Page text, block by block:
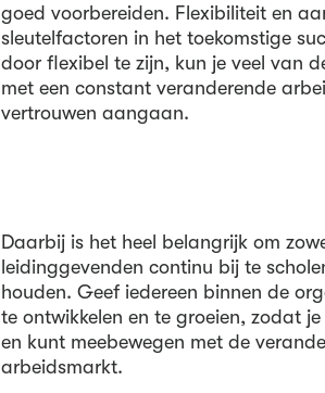
goed voorbereiden. Flexibiliteit en
sleutelfactoren in het toekomstige
door flexibel te zijn, kun je veel van
met een constant veranderende
vertrouwen aangaan.
Daarbij is het heel belangrijk om
leidinggevenden continu bij te
houden. Geef iedereen binnen de
te ontwikkelen en te groeien, zodat
en kunt meebewegen met de
arbeidsmarkt.